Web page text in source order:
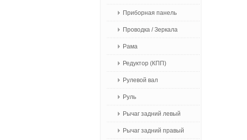
Приборная панель
Проводка / Зеркала
Рама
Редуктор (КПП)
Рулевой вал
Руль
Рычаг задний левый
Рычаг задний правый